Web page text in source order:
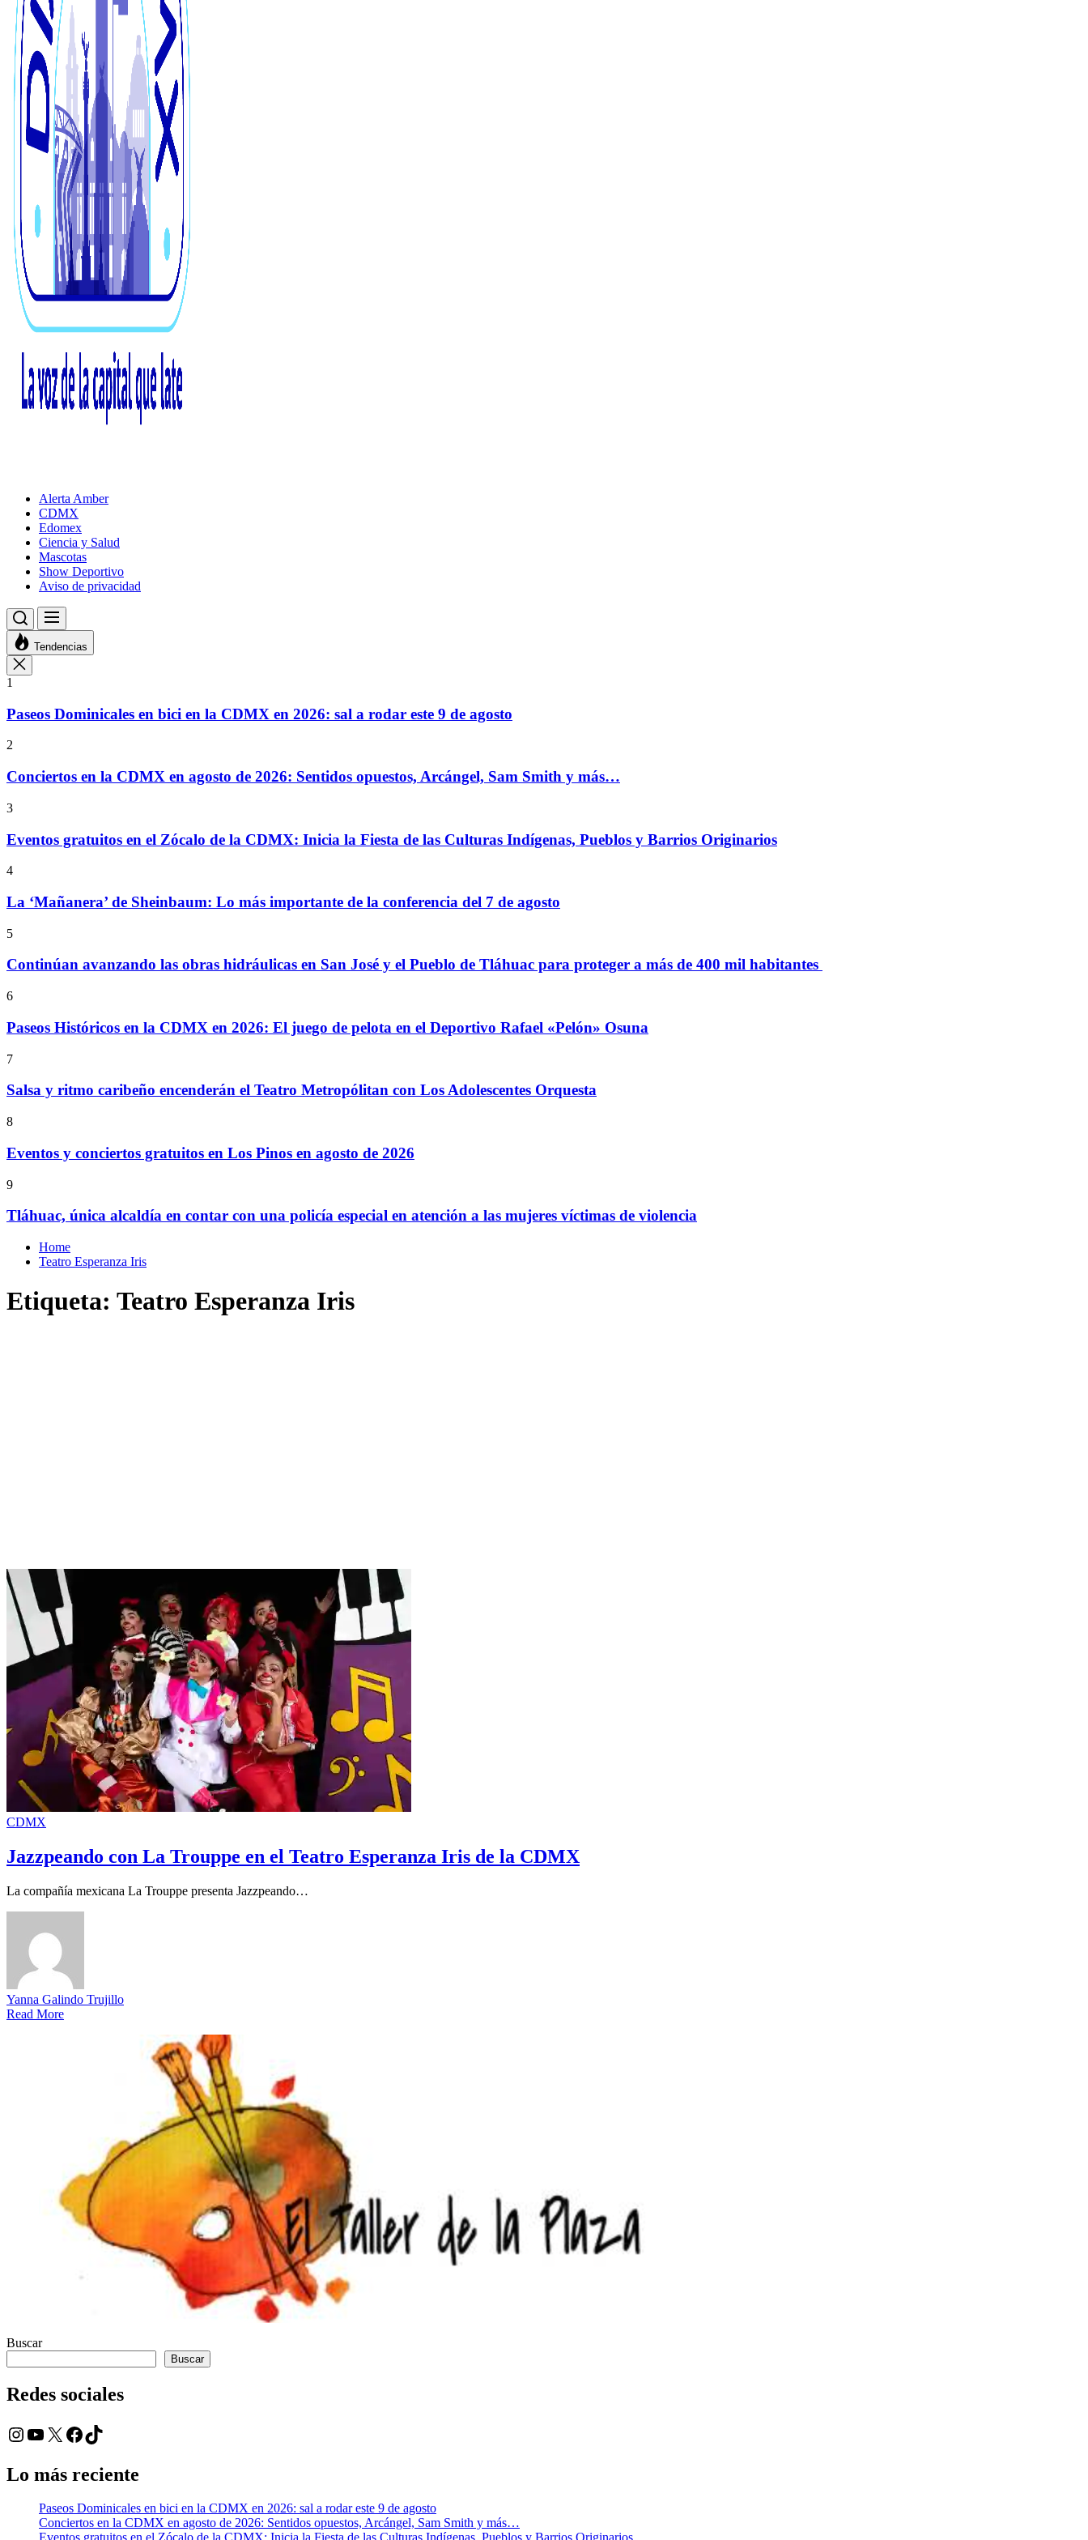
Alerta Amber
CDMX
Edomex
Ciencia y Salud
Mascotas
Show Deportivo
Aviso de privacidad
Tendencias
1
Paseos Dominicales en bici en la CDMX en 2026: sal a rodar este 9 de agosto
2
Conciertos en la CDMX en agosto de 2026: Sentidos opuestos, Arcángel, Sam Smith y más…
3
Eventos gratuitos en el Zócalo de la CDMX: Inicia la Fiesta de las Culturas Indígenas, Pueblos y Barrios Originarios
4
La ‘Mañanera’ de Sheinbaum: Lo más importante de la conferencia del 7 de agosto
5
Continúan avanzando las obras hidráulicas en San José y el Pueblo de Tláhuac para proteger a más de 400 mil habitantes
6
Paseos Históricos en la CDMX en 2026: El juego de pelota en el Deportivo Rafael «Pelón» Osuna
7
Salsa y ritmo caribeño encenderán el Teatro Metropólitan con Los Adolescentes Orquesta
8
Eventos y conciertos gratuitos en Los Pinos en agosto de 2026
9
Tláhuac, única alcaldía en contar con una policía especial en atención a las mujeres víctimas de violencia
Home
Teatro Esperanza Iris
Etiqueta: Teatro Esperanza Iris
CDMX
Jazzpeando con La Trouppe en el Teatro Esperanza Iris de la CDMX
La compañía mexicana La Trouppe presenta Jazzpeando…
Yanna Galindo Trujillo
Read More
Buscar
Buscar
Redes sociales
Instagram
YouTube
X Facebook
TikTok
Lo más reciente
Paseos Dominicales en bici en la CDMX en 2026: sal a rodar este 9 de agosto
Conciertos en la CDMX en agosto de 2026: Sentidos opuestos, Arcángel, Sam Smith y más…